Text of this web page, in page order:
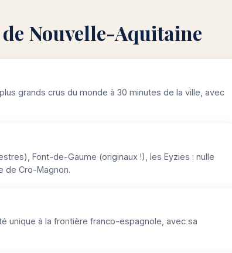
Nouvelle-Aquitaine
grands crus du monde à 30 minutes de la ville, avec
Font-de-Gaume (originaux !), les Eyzies : nulle
de Cro-Magnon.
unique à la frontière franco-espagnole, avec sa